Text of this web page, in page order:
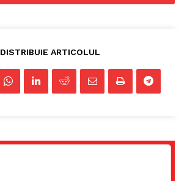
DISTRIBUIE ARTICOLUL